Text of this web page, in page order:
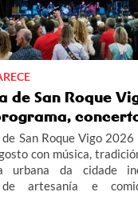
de San Roque
San Roque Vigo
con música,
urbana da cidade
artesanía e